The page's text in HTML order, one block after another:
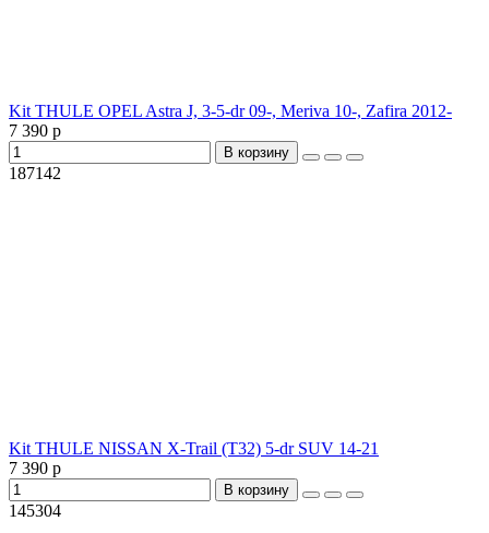
Kit THULE OPEL Astra J, 3-5-dr 09-, Meriva 10-, Zafira 2012-
7 390 р
В корзину
187142
Kit THULE NISSAN X-Trail (T32) 5-dr SUV 14-21
7 390 р
В корзину
145304